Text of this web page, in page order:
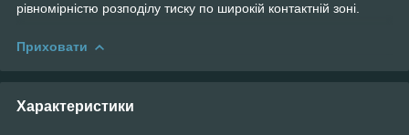
рівномірністю розподілу тиску по широкій контактній зоні.
Приховати
Характеристики